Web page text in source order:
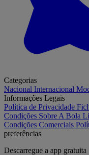
Categorias
Nacional Internacional
Informações Legais
Política de Privacidade
Condições Sobre A Bola
Condições Comerciais
preferências
Descarregue a app gratuita